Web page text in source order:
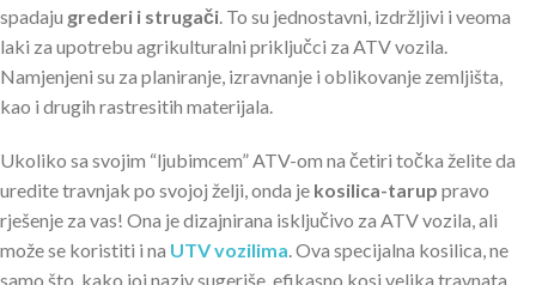
spadaju grederi i strugači. To su jednostavni, izdržljivi i veoma
laki za upotrebu agrikulturalni priključci za ATV vozila.
Namjenjeni su za planiranje, izravnanje i oblikovanje zemljišta,
kao i drugih rastresitih materijala.
Ukoliko sa svojim “ljubimcem” ATV-om na četiri točka želite da
uredite travnjak po svojoj želji, onda je kosilica-tarup pravo
rješenje za vas! Ona je dizajnirana isključivo za ATV vozila, ali
može se koristiti i na UTV vozilima. Ova specijalna kosilica, ne
samo što, kako joj naziv sugeriše, efikasno kosi velika travnata